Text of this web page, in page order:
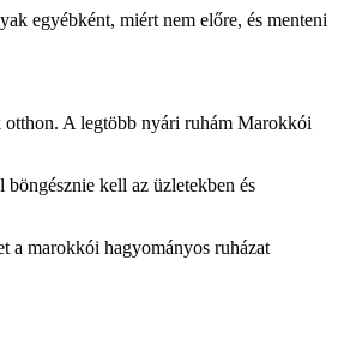
egyébként, miért nem előre, és menteni
otthon. A legtöbb nyári ruhám Marokkói
kell az üzletekben és
a marokkói hagyományos ruházat